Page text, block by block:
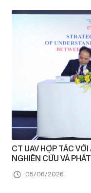
CT UAV HỢP TÁC
NGHIÊN CỨU VÀ
05/06/2026